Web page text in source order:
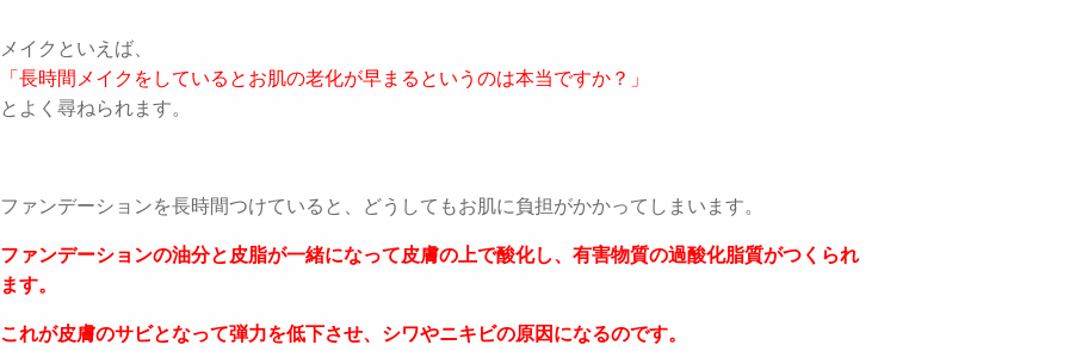
メイクといえば、
「長時間メイクをしているとお肌の老化が早まるというのは本当ですか？」
とよく尋ねられます。
ファンデーションを長時間つけていると、どうしてもお肌に負担がかかってしまいます。
ファンデーションの油分と皮脂が一緒になって皮膚の上で酸化し、有害物質の過酸化脂質がつくられ
ます。
これが皮膚のサビとなって弾力を低下させ、シワやニキビの原因になるのです。